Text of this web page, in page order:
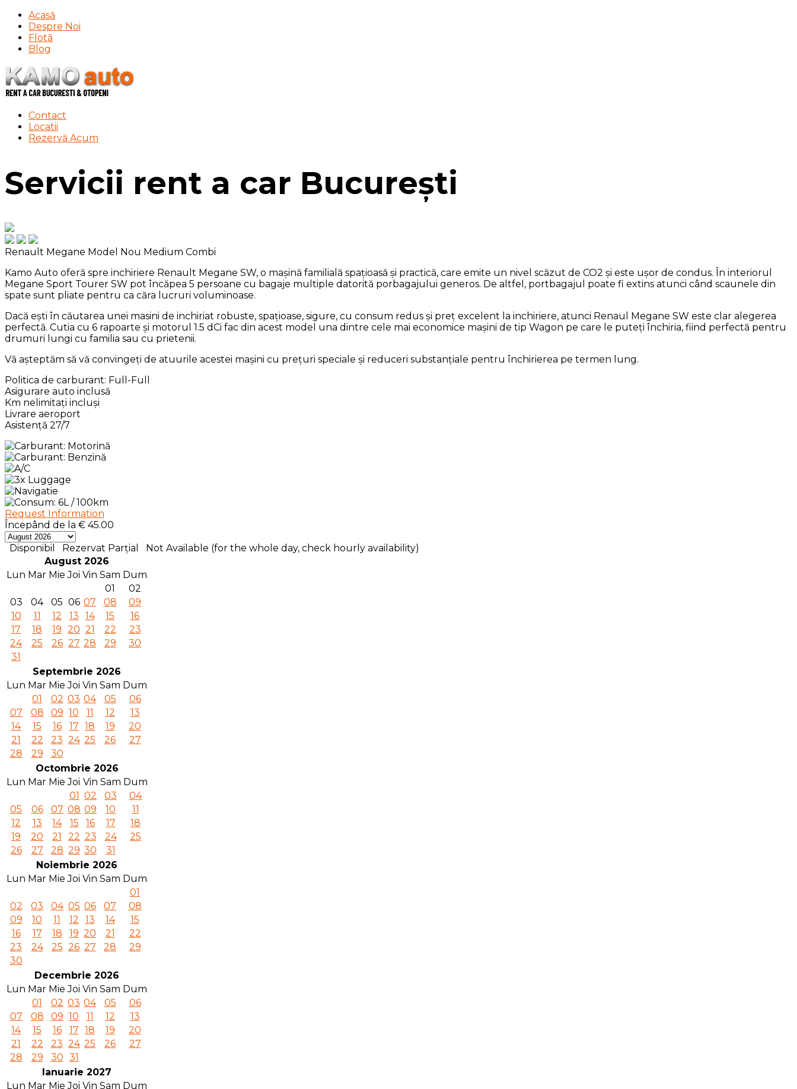
Acasă
Despre Noi
Flotă
Blog
Contact
Locatii
Rezervă Acum
Servicii rent a car București
Renault Megane Model Nou Medium Combi
Kamo Auto oferă spre inchiriere Renault Megane SW, o mașină familială spațioasă și practică, care emite un nivel scăzut de CO2 și este ușor de condus. În interiorul
Megane Sport Tourer SW pot încăpea 5 persoane cu bagaje multiple datorită porbagajului generos. De altfel, portbagajul poate fi extins atunci când scaunele din
spate sunt pliate pentru ca căra lucruri voluminoase.
Dacă ești în căutarea unei masini de inchiriat robuste, spațioase, sigure, cu consum redus și preț excelent la inchiriere, atunci Renaul Megane SW este clar alegerea
perfectă. Cutia cu 6 rapoarte și motorul 1.5 dCi fac din acest model una dintre cele mai economice mașini de tip Wagon pe care le puteți închiria, fiind perfectă pentru
drumuri lungi cu familia sau cu prietenii.
Vă așteptăm să vă convingeți de atuurile acestei mașini cu prețuri speciale și reduceri substanțiale pentru închirierea pe termen lung.
Politica de carburant: Full-Full
Asigurare auto inclusă
Km nelimitați incluși
Livrare aeroport
Asistență 27/7
Request Information
Începând de la € 45.00
Disponibil Rezervat Parțial
Not Available (for the whole day, check hourly availability)
August 2026
Lun Mar Mie Joi Vin Sam Dum
01
02
03
04 05 06 07 08
09
10
11 12 13 14 15
16
17
18 19 20 21 22
23
24
25 26 27 28 29
30
31
Septembrie 2026
Lun Mar Mie Joi Vin Sam Dum
01
02 03 04 05
06
07
08 09 10 11 12
13
14
15 16 17 18 19
20
21
22 23 24 25 26
27
28
29
30
Octombrie 2026
Lun Mar Mie Joi Vin Sam Dum
01 02 03
04
05
06 07 08 09 10
11
12
13 14 15 16 17
18
19
20 21 22 23 24
25
26
27 28 29 30
31
Noiembrie 2026
Lun Mar Mie Joi Vin Sam Dum
01
02
03 04 05 06 07
08
09
10 11 12 13 14
15
16
17 18 19 20 21
22
23
24 25 26 27 28
29
30
Decembrie 2026
Lun Mar Mie Joi Vin Sam Dum
01
02 03 04 05
06
07
08 09 10 11 12
13
14
15 16 17 18 19
20
21
22 23 24 25 26
27
28
29 30 31
Ianuarie 2027
Lun Mar Mie Joi Vin Sam Dum